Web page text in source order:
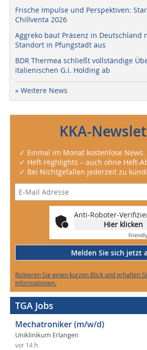
Frische Impulse und Perspektiven:
Chillventa 2026
Aggreko baut Präsenz in Deutschland
Standort in Pfungstadt aus
BDR Thermea schließt vollständige
italienischen G.I. Holding ab
» Weitere News
KKA-
✓ Einmal im Monat kostenlose News.
✓ Heft-Highlights – auch ohne Heft-
✓ Bei Nichtgefallen jederzeit zu
Anti-Roboter-
Hier klicken
Friendly
Melden Sie sich jetzt
Riskieren Sie einen kurzen Blick und erhalten
Informationen.
TGA Jobs
Mechatroniker (m/w/d)
Uniklinikum Erlangen
vor 14 h